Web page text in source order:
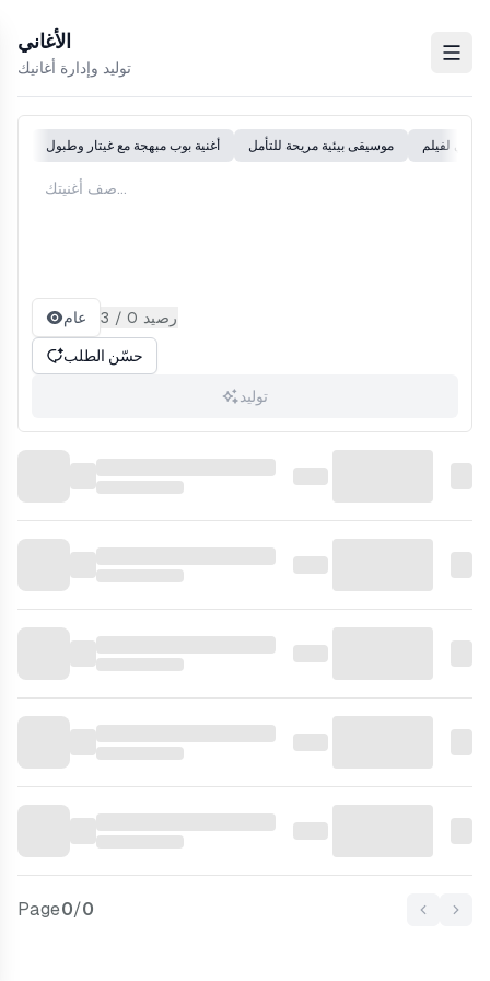
الأغاني
توليد وإدارة أغانيك
sidebar
Page0/0 Previous
Next
أغنية بوب مبهجة مع غيتار وطبول موسيقى بيئية مريحة للتأمل لفيلم
عام 3 / 0 رصيد
حسّن الطلب
توليد